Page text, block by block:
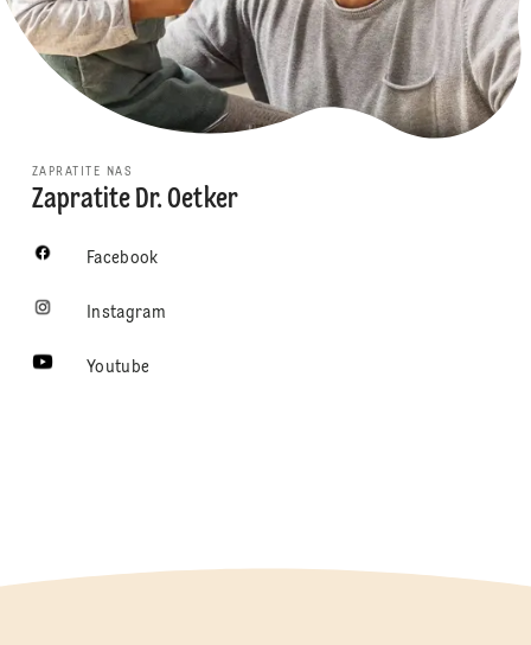
ZAPRATITE NAS
Zapratite Dr. Oetker
Facebook
Instagram
Youtube